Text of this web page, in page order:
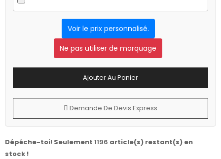
Voir le prix personnalisé.
Ne pas utiliser de marquage
Ajouter Au Panier
Demande De Devis Express
Dépêche-toi! Seulement 1196 article(s) restant(s) en
stock !